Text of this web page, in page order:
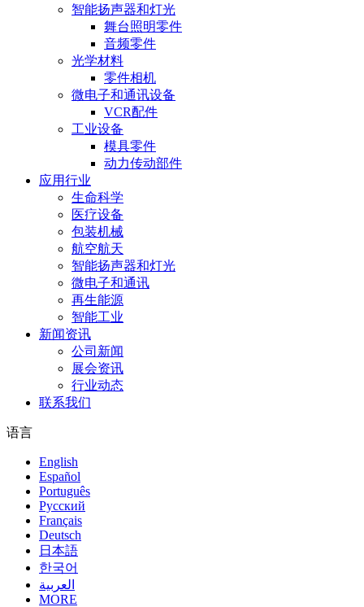
智能扬声器和灯光
舞台照明零件
音频零件
光学材料
零件相机
微电子和通讯设备
VCR配件
工业设备
模具零件
动力传动部件
应用行业
生命科学
医疗设备
包装机械
航空航天
智能扬声器和灯光
微电子和通讯
再生能源
智能工业
新闻资讯
公司新闻
展会资讯
行业动态
联系我们
语言
English
Español
Português
Pусский
Français
Deutsch
日本語
한국어
العربية
MORE